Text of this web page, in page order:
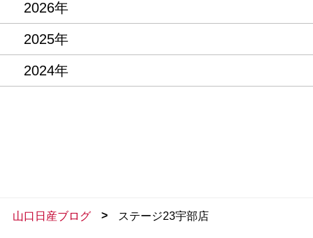
2026年
2025年
2024年
山口日産ブログ > ステージ23宇部店